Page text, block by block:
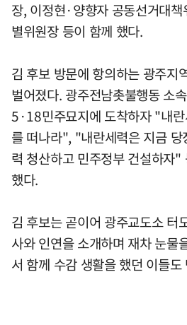
장, 이정현·양향자 공동선거대
별위원장 등이 함께 했다.
김 후보 방문에 항의하는 광주지
벌어졌다. 광주전남촛불행동 소
5·18민주묘지에 도착하자 "내
를 떠나라", "내란세력은 지금
력 청산하고 민주정부 건설하자"
했다.
김 후보는 곧이어 광주교도소 터
사와 인연을 소개하며 재차 눈물
서 함께 수감 생활을 했던 이들도